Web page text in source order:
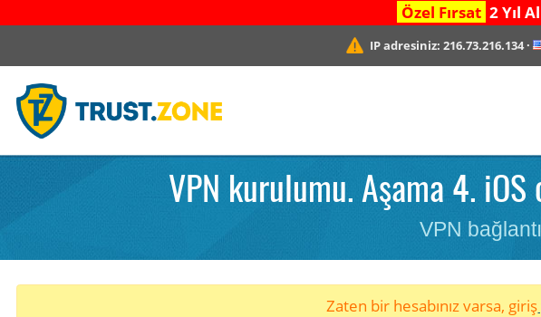
Özel Fırsat 2 Yıl
IP adresiniz:216.73.216.134·
VPN kurulumu. Aşama 4.
VPN
Zaten bir hesabınız varsa, giriş